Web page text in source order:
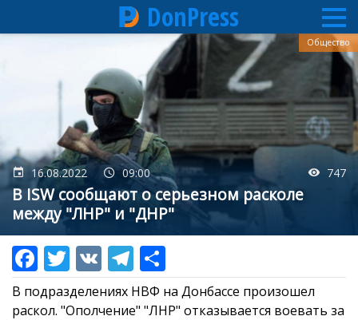
основному
DonPress
16.08.2022 09:00 747
В ISW сообщают о серьезном расколе
между "ЛНР" и "ДНР"
Общество
В подразделениях НВФ на Донбассе произошел
раскол. "Ополчение" "ЛНР" отказывается воевать за